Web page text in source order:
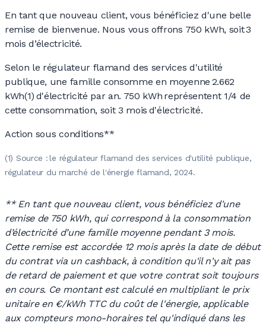
En tant que nouveau client, vous bénéficiez d'une belle
remise de bienvenue. Nous vous offrons 750 kWh, soit 3
mois d’électricité.
Selon le régulateur flamand des services d'utilité
publique, une famille consomme en moyenne 2.662
kWh(1) d'électricité par an. 750 kWh représentent 1/4 de
cette consommation, soit 3 mois d'électricité.
Action sous conditions**
(1) Source : le régulateur flamand des services d'utilité publique,
régulateur du marché de l'énergie flamand, 2024.
** En tant que nouveau client, vous bénéficiez d'une
remise de 750 kWh, qui correspond à la consommation
d’électricité d’une famille moyenne pendant 3 mois.
Cette remise est accordée 12 mois après la date de début
du contrat via un cashback, à condition qu'il n'y ait pas
de retard de paiement et que votre contrat soit toujours
en cours. Ce montant est calculé en multipliant le prix
unitaire en €/kWh TTC du coût de l'énergie, applicable
aux compteurs mono-horaires tel qu'indiqué dans les